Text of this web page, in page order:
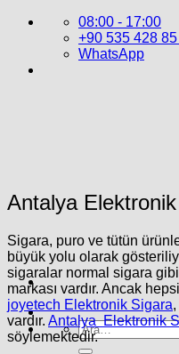
İçeriğe
08:00 - 17:00
+90 535 428
WhatsApp
Ara:
Antalya
Sigara, puro ve tütün
büyük yolu olarak
sigaralar normal sigara
markası vardır. Ancak
joyetech Elektronik Sigara
vardır. Antalya Elektronik
söylemektedir.